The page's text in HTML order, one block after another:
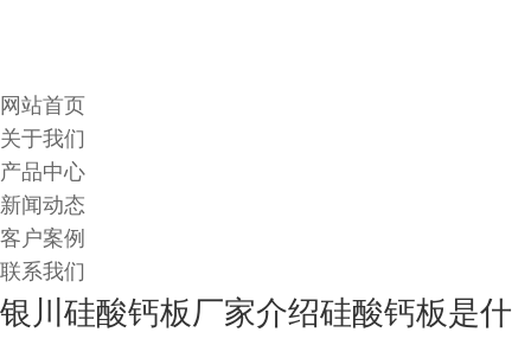
网站首页
关于我们
产品中心
新闻动态
客户案例
联系我们
银川硅酸钙板厂家介绍硅酸钙板是什